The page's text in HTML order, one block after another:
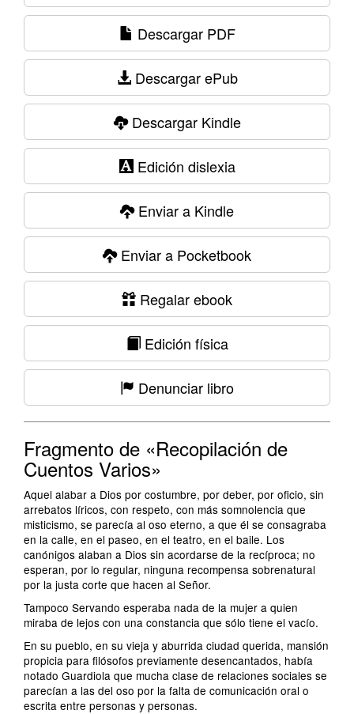
Descargar PDF
Descargar ePub
Descargar Kindle
Edición dislexia
Enviar a Kindle
Enviar a Pocketbook
Regalar ebook
Edición física
Denunciar libro
Fragmento de «Recopilación de
Cuentos Varios»
Aquel alabar a Dios por costumbre, por deber, por oficio, sin
arrebatos líricos, con respeto, con más somnolencia que
misticismo, se parecía al oso eterno, a que él se consagraba
en la calle, en el paseo, en el teatro, en el baile. Los
canónigos alaban a Dios sin acordarse de la recíproca; no
esperan, por lo regular, ninguna recompensa sobrenatural
por la justa corte que hacen al Señor.
Tampoco Servando esperaba nada de la mujer a quien
miraba de lejos con una constancia que sólo tiene el vacío.
En su pueblo, en su vieja y aburrida ciudad querida, mansión
propicia para filósofos previamente desencantados, había
notado Guardiola que mucha clase de relaciones sociales se
parecían a las del oso por la falta de comunicación oral o
escrita entre personas y personas.